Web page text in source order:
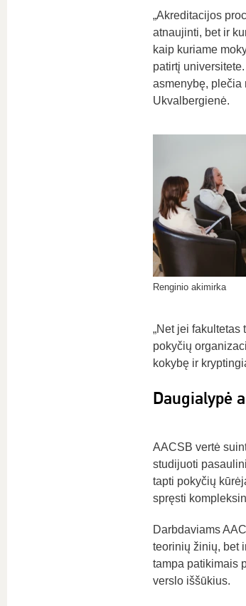
„Akreditacijos
atnaujinti, bet ir
kaip kuriame
patirtį
asmenybę, plečia
Ukvalbergienė.
Renginio akimirka
„Net jei
pokyčių
kokybę ir
Daugialypė
AACSB vertė
studijuoti
tapti pokyčių
spręsti
Darbdaviams
teorinių žinių, bet
tampa patikimais
verslo iššūkius.